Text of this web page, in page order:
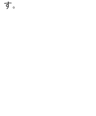
す。